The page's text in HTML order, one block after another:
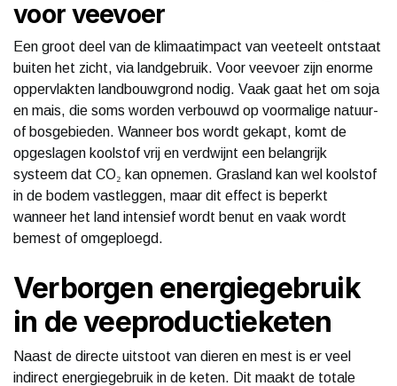
voor veevoer
Een groot deel van de klimaatimpact van veeteelt ontstaat
buiten het zicht, via landgebruik. Voor veevoer zijn enorme
oppervlakten landbouwgrond nodig. Vaak gaat het om soja
en mais, die soms worden verbouwd op voormalige natuur-
of bosgebieden. Wanneer bos wordt gekapt, komt de
opgeslagen koolstof vrij en verdwijnt een belangrijk
systeem dat CO₂ kan opnemen. Grasland kan wel koolstof
in de bodem vastleggen, maar dit effect is beperkt
wanneer het land intensief wordt benut en vaak wordt
bemest of omgeploegd.
Verborgen energiegebruik
in de veeproductieketen
Naast de directe uitstoot van dieren en mest is er veel
indirect energiegebruik in de keten. Dit maakt de totale